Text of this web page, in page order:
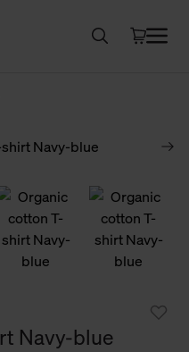
Navy-blue